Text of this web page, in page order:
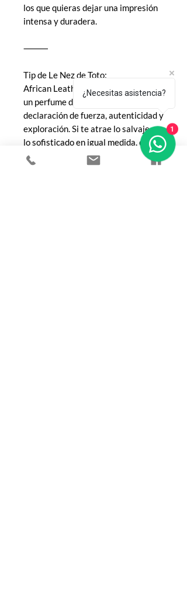
los que quieras dejar una impresión
intensa y duradera.
⸻
Tip de Le Nez de Toto:
African Leather es mucho más que
un perfume de cuero: es una
declaración de fuerza, autenticidad y
exploración. Si te atrae lo salvaje y
lo sofisticado en igual medida, esta
es tu fragancia.
¿Necesitas asistencia?
1